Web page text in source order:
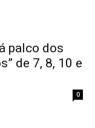
palco dos
de 7, 8, 10 e
0